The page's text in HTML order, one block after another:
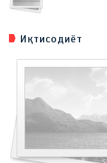
Иқтисодиёт